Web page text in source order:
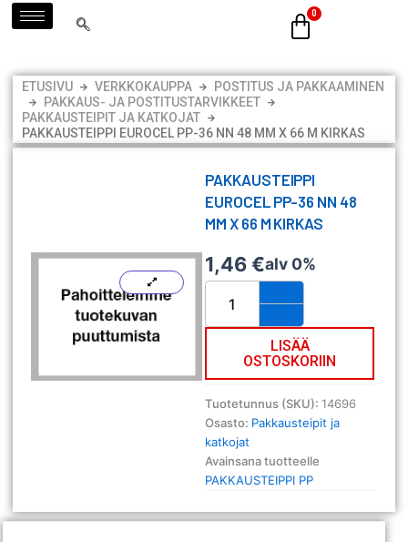
Siirry
sisältöön
ETUSIVU VERKKOKAUPPA
POSTITUS JA PAKKAAMINEN
PAKKAUS- JA POSTITUSTARVIKKEET
PAKKAUSTEIPIT JA KATKOJAT
PAKKAUSTEIPPI EUROCEL PP-36 NN 48 MM X 66 M KIRKAS
PAKKAUSTEIPPI
EUROCEL PP-36 NN 48
MM X 66 M KIRKAS
1,46€alv 0%
Pakkausteippi
Eurocel
PP-
48
mm
x
66
kirkas
määrä
LISÄÄ
OSTOSKORIIN
Tuotetunnus (SKU):14696
Osasto: Pakkausteipit ja
katkojat
Avainsana tuotteelle
PAKKAUSTEIPPI PP